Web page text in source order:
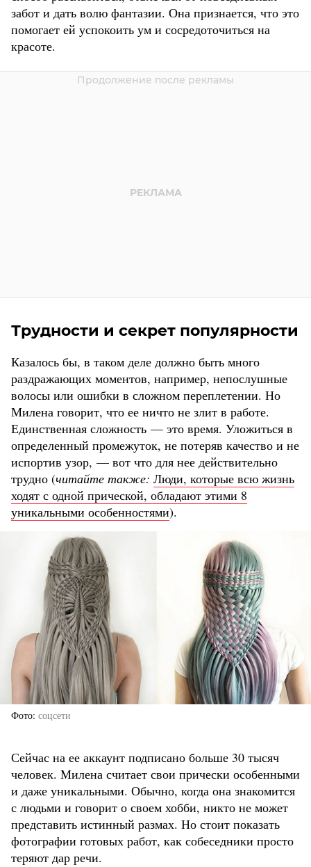
забот и дать волю фантазии. Она признается, что это
помогает ей успокоить ум и сосредоточиться на
красоте.
Трудности и секрет популярности
Казалось бы, в таком деле должно быть много
раздражающих моментов, например, непослушные
волосы или ошибки в сложном переплетении. Но
Милена говорит, что ее ничто не злит в работе.
Единственная сложность — это время. Уложиться в
определенный промежуток, не потеряв качество и не
испортив узор, — вот что для нее действительно
трудно (читайте также: Люди, которые всю жизнь
ходят с одной прической, обладают этими 8
уникальными особенностями).
Фото соцсети
Сейчас на ее аккаунт подписано больше 30 тысяч
человек. Милена считает свои прически особенными
и даже уникальными. Обычно, когда она знакомится
с людьми и говорит о своем хобби, никто не может
представить истинный размах. Но стоит показать
фотографии готовых работ, как собеседники просто
теряют дар речи.